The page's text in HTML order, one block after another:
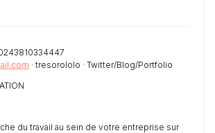
· tresorololo · Twitter/Blog/Portfolio
du travail au sein de votre entreprise sur